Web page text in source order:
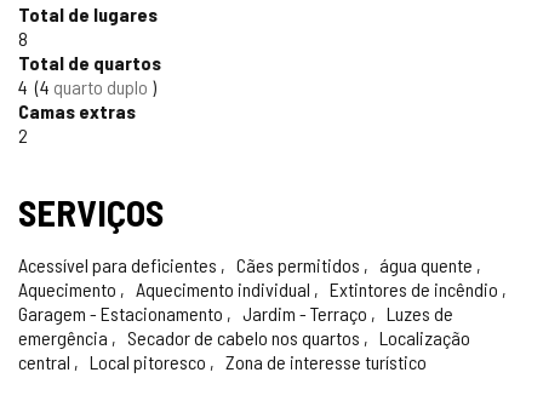
Total de lugares
8
Total de quartos
4 4 quarto duplo
Camas extras
2
SERVIÇOS
Acessível para deficientes Cães permitidos
água quente
Aquecimento
Aquecimento individual
Extintores de incêndio
Garagem - Estacionamento
Jardim - Terraço
Luzes de
emergência
Secador de cabelo nos quartos
Localização
central
Local pitoresco Zona de interesse turístico